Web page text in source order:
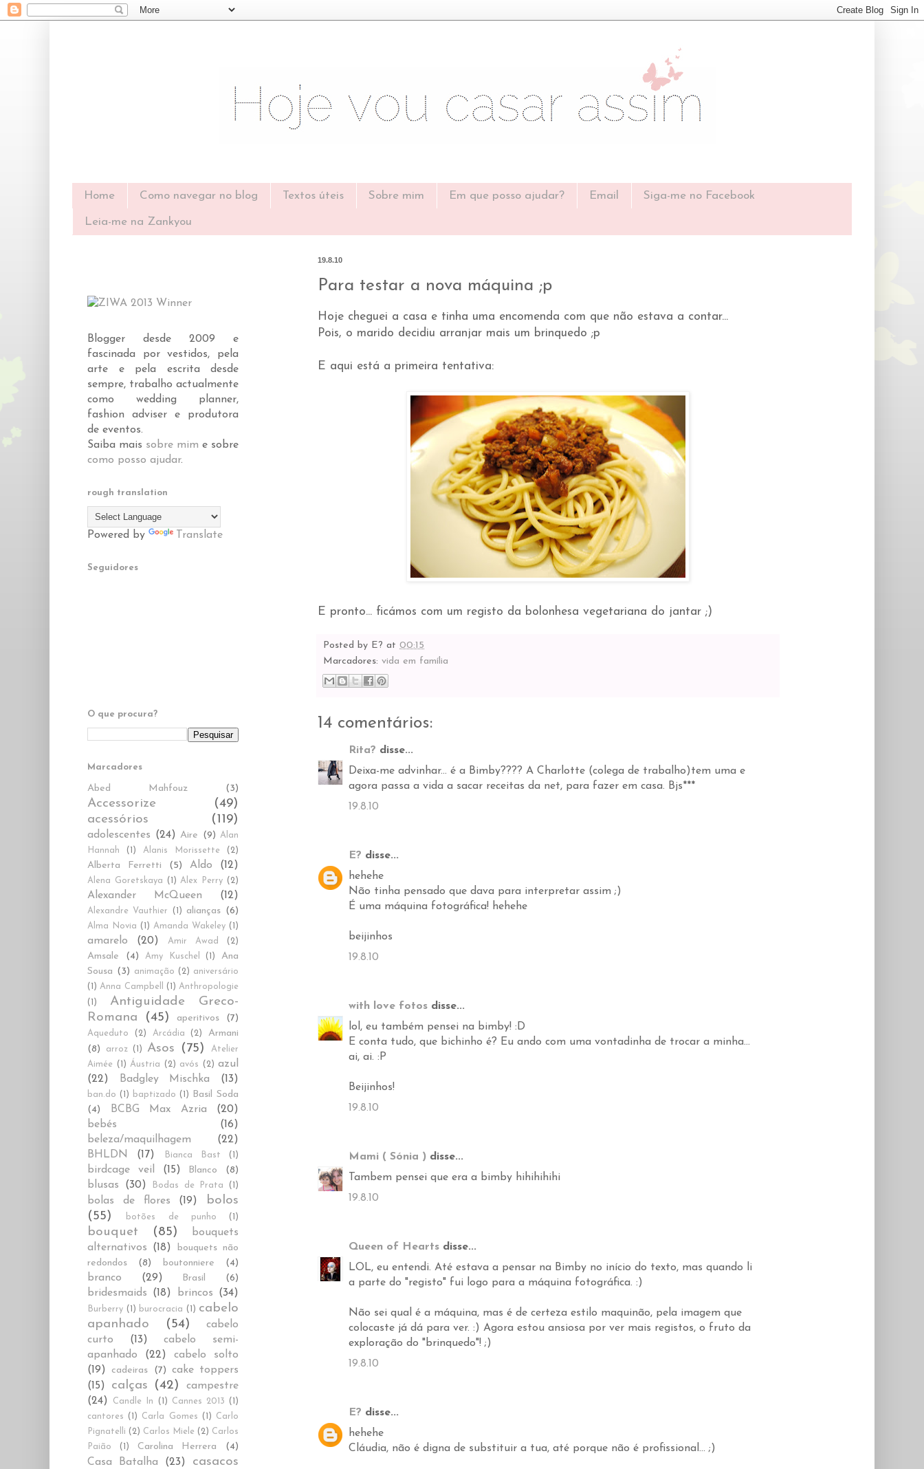
Home Como navegar no blog Textos úteis Sobre mim Em que posso ajudar? Email Siga-me no Facebook
Leia-me na Zankyou
19.8.10
Para testar a nova máquina ;p
Hoje cheguei a casa e tinha uma encomenda com que não estava a contar...
Pois, o marido decidiu arranjar mais um brinquedo ;p
E aqui está a primeira tentativa:
E pronto... ficámos com um registo da bolonhesa vegetariana do jantar ;)
Posted by E? at 00:15
Marcadores: vida em família
14 comentários:
Rita? disse...
Deixa-me advinhar... é a Bimby???? A Charlotte (colega de trabalho)tem uma e
agora passa a vida a sacar receitas da net, para fazer em casa. Bjs***
19.8.10
E? disse...
hehehe
Não tinha pensado que dava para interpretar assim ;)
É uma máquina fotográfica! hehehe
beijinhos
19.8.10
with love fotos disse...
lol, eu também pensei na bimby! :D
E conta tudo, que bichinho é? Eu ando com uma vontadinha de trocar a minha...
ai, ai. :P
Beijinhos!
19.8.10
Mami ( Sónia ) disse...
Tambem pensei que era a bimby hihihihihi
19.8.10
Queen of Hearts disse...
LOL, eu entendi. Até estava a pensar na Bimby no início do texto, mas quando li
a parte do "registo" fui logo para a máquina fotográfica. :)
Não sei qual é a máquina, mas é de certeza estilo maquinão, pela imagem que
colocaste já dá para ver. :) Agora estou ansiosa por ver mais registos, o fruto da
exploração do "brinquedo"! ;)
19.8.10
E? disse...
hehehe
Cláudia, não é digna de substituir a tua, até porque não é profissional... ;)
Blogger desde 2009 e
fascinada por vestidos, pela
arte e pela escrita desde
sempre, trabalho actualmente
como wedding planner,
fashion adviser e produtora
de eventos.
Saiba mais sobre mim e sobre
como posso ajudar.
rough translation
Powered by Translate
Seguidores
O que procura?
Marcadores
Abed Mahfouz (3)
Accessorize
(49)
acessórios
(119)
adolescentes (24) Aire (9) Alan
Hannah
(1) Alanis Morissette (2)
Alberta Ferretti (5) Aldo (12)
Alena Goretskaya (1) Alex Perry (2)
Alexander McQueen (12)
Alexandre Vauthier (1) alianças (6)
Alma Novia (1) Amanda Wakeley (1)
amarelo (20) Amir Awad (2)
Amsale (4) Amy Kuschel (1)
Ana
Sousa (3) animação (2) aniversário
(1) Anna Campbell (1) Anthropologie
(1)
Antiguidade Greco-
Romana
(45) aperitivos (7)
Aqueduto (2) Arcádia (2)
Armani
(8)
arroz (1) Asos (75)
Atelier
Aimée
(1) Áustria (2) avós (2) azul
(22)
Badgley Mischka (13)
ban.do (1) baptizado (1)
Basil Soda
(4)
BCBG Max Azria
(20)
bebés
(16)
beleza/maquilhagem
(22)
BHLDN
(17) Bianca Bast (1)
birdcage veil (15) Blanco (8)
blusas (30) Bodas de Prata (1)
bolas de flores (19)
bolos
(55)
botões de punho (1)
bouquet (85)
bouquets
alternativos
(18)
bouquets não
redondos
(8) boutonniere (4)
branco (29) Brasil (6)
bridesmaids (18) brincos (34)
Burberry (1) burocracia (1) cabelo
apanhado
(54)
cabelo
curto
(13)
cabelo semi-
apanhado
(22)
cabelo solto
(19)
cadeiras (7) cake toppers
(15)
calças (42)
campestre
(24)
Candle In (1) Cannes 2013
(1)
cantores
(1) Carla Gomes (1)
Carlo
Pignatelli (2) Carlos Miele (2) Carlos
Paião
(1) Carolina Herrera (4)
Casa Batalha (23)
casacos